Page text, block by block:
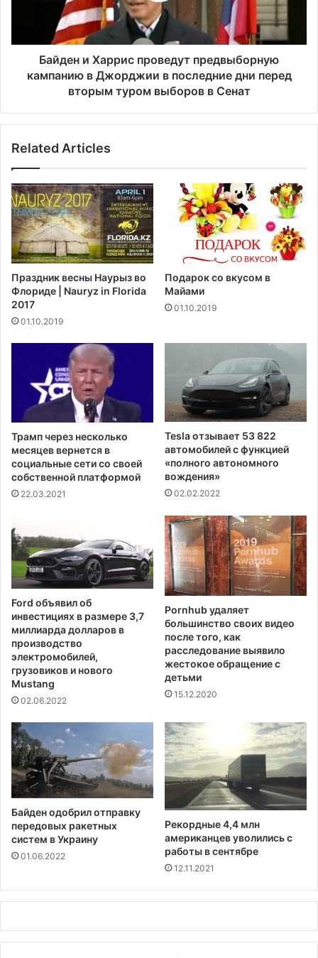
и
ш
б
о
ч
н
о
и
д
е
н
т
и
а
т
е
о
л
о
г
и
е
й
р
с
п
о
н
а
в
а
н
и
я
л
и
ц
л
о
а
о
д
у
т
п
р
е
д
в
ы
б
о
а
м
п
а
н
в
Д
ж
о
д
и
и
в
п
о
л
е
д
н
и
д
р
Байден и Харрис проведут предвыборную
кампанию в Джорджии в последние дни перед
вторым туром выборов в Сенат
Related Articles
Праздник весны Наурыз во
Флориде | Nauryz in Florida
2017
01.10.2019
Подарок со вкусом в
Майами
01.10.2019
Трамп через несколько
месяцев вернется в
социальные сети со своей
собственной платформой
22.03.2021
Tesla отзывает 53 822
автомобилей с функцией
«полного автономного
вождения»
02.02.2022
Ford объявил об
инвестициях в размере 3,7
миллиарда долларов в
производство
электромобилей,
грузовиков и нового
Mustang
02.06.2022
Pornhub удаляет
большинство своих видео
после того, как
расследование выявило
жестокое обращение с
детьми
15.12.2020
Байден одобрил отправку
передовых ракетных
систем в Украину
01.06.2022
Рекордные 4,4 млн
американцев уволились с
работы в сентябре
12.11.2021